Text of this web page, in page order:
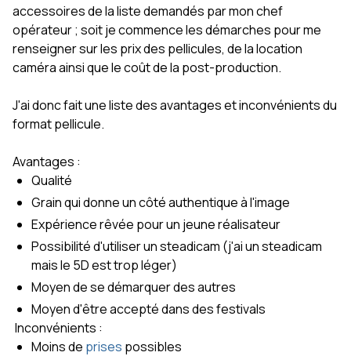
accessoires de la liste demandés par mon chef
opérateur ; soit je commence les démarches pour me
renseigner sur les prix des pellicules, de la location
caméra ainsi que le coût de la post-production.
J'ai donc fait une liste des avantages et inconvénients du
format pellicule.
Avantages :
Qualité
Grain qui donne un côté authentique à l'image
Expérience rêvée pour un jeune réalisateur
Possibilité d'utiliser un steadicam (j'ai un steadicam
mais le 5D est trop léger)
Moyen de se démarquer des autres
Moyen d'être accepté dans des festivals
Inconvénients :
Moins de prises possibles